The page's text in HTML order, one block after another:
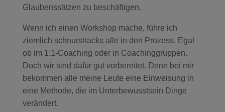
Glaubenssätzen zu beschäftigen.
Wenn ich einen Workshop mache, führe ich
ziemlich schnurstracks alle in den Prozess. Egal
ob im 1:1-Coaching oder in Coachinggruppen.
Doch wir sind dafür gut vorbereitet. Denn bei mir
bekommen alle meine Leute eine Einweisung in
eine Methode, die im Unterbewusstsein Dinge
verändert.